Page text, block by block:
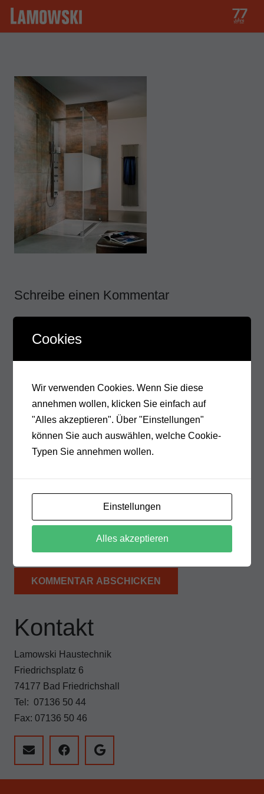
Schreibe einen Kommentar
Erforderliche Felder sind mit
Meinen Namen, meine E-Mail-Adresse und meine
Website in diesem Browser, für die nächste
Kommentierung, speichern.
KOMMENTAR ABSCHICKEN
Kontakt
Lamowski Haustechnik
Friedrichsplatz 6
74177 Bad Friedrichshall
Tel: 07136 50 44
Fax: 07136 50 46
Cookies
Wir verwenden Cookies. Wenn Sie diese
annehmen wollen, klicken Sie einfach auf
"Alles akzeptieren". Über "Einstellungen"
können Sie auch auswählen, welche Cookie-
Typen Sie annehmen wollen.
Einstellungen
Alles akzeptieren